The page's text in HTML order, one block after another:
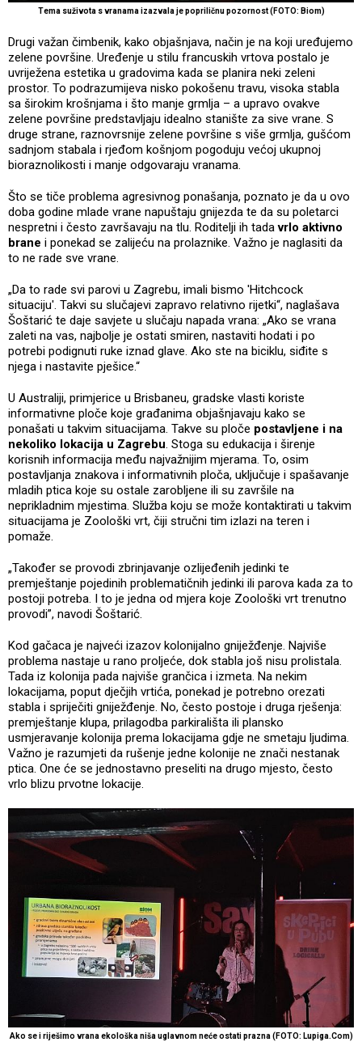
Tema suživota s vranama izazvala je popriličnu pozornost (FOTO: Biom)
Drugi važan čimbenik, kako objašnjava, način je na koji uređujemo
zelene površine. Uređenje u stilu francuskih vrtova postalo je
uvriježena estetika u gradovima kada se planira neki zeleni
prostor. To podrazumijeva nisko pokošenu travu, visoka stabla
sa širokim krošnjama i što manje grmlja – a upravo ovakve
zelene površine predstavljaju idealno stanište za sive vrane. S
druge strane, raznovrsnije zelene površine s više grmlja, gušćom
sadnjom stabala i rjeđom košnjom pogoduju većoj ukupnoj
bioraznolikosti i manje odgovaraju vranama.
Što se tiče problema agresivnog ponašanja, poznato je da u ovo
doba godine mlade vrane napuštaju gnijezda te da su poletarci
nespretni i često završavaju na tlu. Roditelji ih tadavrlo aktivno
brane i ponekad se zalijeću na prolaznike. Važno je naglasiti da
to ne rade sve vrane.
„Da to rade svi parovi u Zagrebu, imali bismo 'Hitchcock
situaciju'. Takvi su slučajevi zapravo relativno rijetki“, naglašava
Šoštarić te daje savjete u slučaju napada vrana: „Ako se vrana
zaleti na vas, najbolje je ostati smiren, nastaviti hodati i po
potrebi podignuti ruke iznad glave. Ako ste na biciklu, siđite s
njega i nastavite pješice.“
U Australiji, primjerice u Brisbaneu, gradske vlasti koriste
informativne ploče koje građanima objašnjavaju kako se
ponašati u takvim situacijama. Takve su ploče postavljene i na
nekoliko lokacija u Zagrebu. Stoga su edukacija i širenje
korisnih informacija među najvažnijim mjerama. To, osim
postavljanja znakova i informativnih ploča, uključuje i spašavanje
mladih ptica koje su ostale zarobljene ili su završile na
neprikladnim mjestima. Služba koju se može kontaktirati u takvim
situacijama je Zoološki vrt, čiji stručni tim izlazi na teren i
pomaže.
„Također se provodi zbrinjavanje ozlijeđenih jedinki te
premještanje pojedinih problematičnih jedinki ili parova kada za to
postoji potreba. I to je jedna od mjera koje Zoološki vrt trenutno
provodi”, navodi Šoštarić.
Kod gačaca je najveći izazov kolonijalno gniježđenje. Najviše
problema nastaje u rano proljeće, dok stabla još nisu prolistala.
Tada iz kolonija pada najviše grančica i izmeta. Na nekim
lokacijama, poput dječjih vrtića, ponekad je potrebno orezati
stabla i spriječiti gniježđenje. No, često postoje i druga rješenja:
premještanje klupa, prilagodba parkirališta ili plansko
usmjeravanje kolonija prema lokacijama gdje ne smetaju ljudima.
Važno je razumjeti da rušenje jedne kolonije ne znači nestanak
ptica. One će se jednostavno preseliti na drugo mjesto, često
vrlo blizu prvotne lokacije.
Ako se i riješimo vrana ekološka niša uglavnom neće ostati prazna (FOTO: Lupiga.Com)